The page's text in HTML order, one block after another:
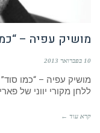
מושיק עפיה –
10 בפברואר 2013
מושיק עפיה – “כמו
ללחן מקורי יווני של
קרא עוד ←